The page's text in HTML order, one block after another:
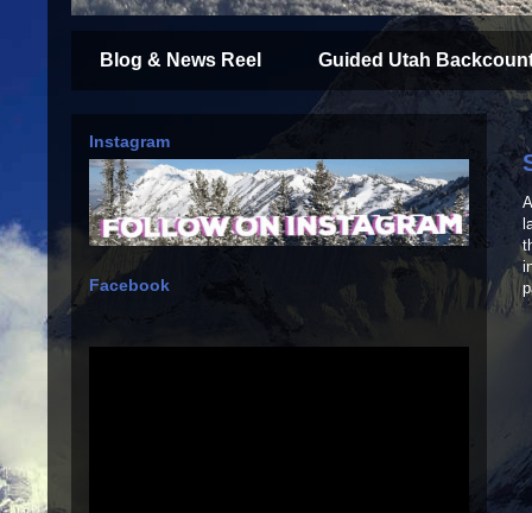
Blog & News Reel Guided Utah
Instagram
Facebook